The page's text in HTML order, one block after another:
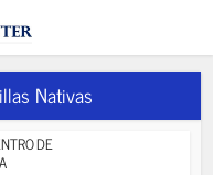
Nativas
DE